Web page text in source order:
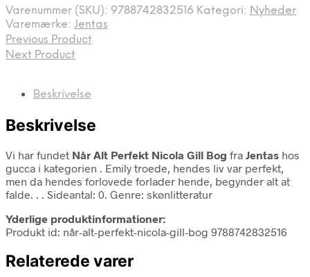
239,95 kr..199,95 kr..
Varenummer (SKU): 9788742832516 Kategori: Nyheder
Varemærke: Jentas
Previous Product
Next Product
Beskrivelse
Beskrivelse
Vi har fundet Når Alt Perfekt Nicola Gill Bog fra Jentas hos
gucca i kategorien . Emily troede, hendes liv var perfekt,
men da hendes forlovede forlader hende, begynder alt at
falde. . . Sideantal: 0. Genre: skønlitteratur
Yderlige produktinformationer:
Produkt id: når-alt-perfekt-nicola-gill-bog 9788742832516
Relaterede varer